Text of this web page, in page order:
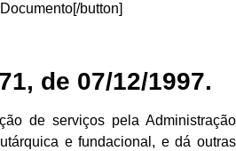
button]
de 07/12/1997.
de serviços pela Administração
e fundacional, e dá outras